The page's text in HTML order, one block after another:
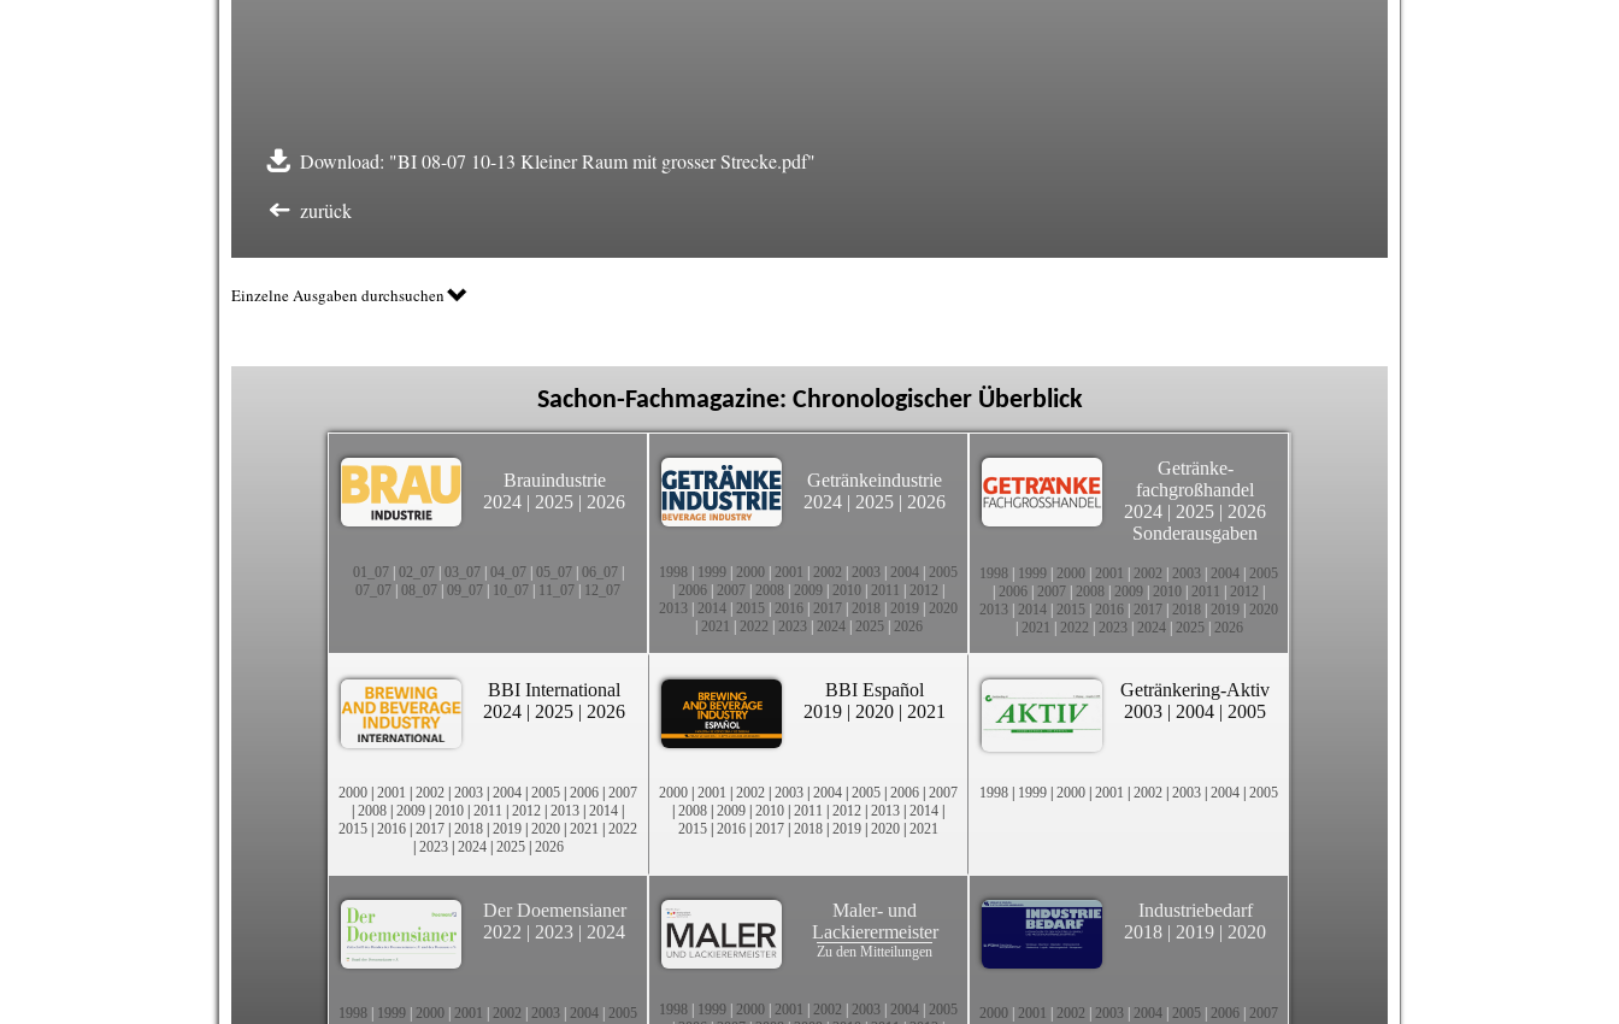
Download: "BI 08-07 10-13 Kleiner Raum mit grosser Strecke.pdf"
zurück
Einzelne Ausgaben durchsuchen
Sachon-Fachmagazine: Chronologischer Überblick
Brauindustrie
2024 | 2025 | 2026
01_07| 02_07| 03_07| 04_07| 05_07| 06_07|
07_07 08_07 09_07 10_07 11_07 12_07
Getränkeindustrie
2024 | 2025 | 2026
1998 1999 2000 2001 2002 2003 2004 2005
2006 2007 2008 2009 2010 2011 2012
2013 2014 2015 2016 2017 2018 2019 2020
2021 2022 2023| 2024| 2025| 2026
Getränke-
fachgroßhandel
2024 | 2025 | 2026
Sonderausgaben
1998 1999 2000 2001 2002 2003 2004 2005
2006 2007 2008 2009 2010 2011 2012
2013 2014 2015 2016 2017 2018 2019 2020
2021 2022 2023| 2024| 2025| 2026
BBI International
2024 | 2025 | 2026
2000 | 2001 | 2002 | 2003 | 2004 | 2005 | 2006 | 2007
| 2008 | 2009 | 2010 | 2011 | 2012 | 2013 | 2014 |
2015 | 2016 | 2017 | 2018 | 2019 | 2020 | 2021 | 2022
| 2023| 2024| 2025| 2026
BBI Español
2019 | 2020 | 2021
2000 | 2001 | 2002 | 2003 | 2004 | 2005 | 2006 | 2007
| 2008 | 2009 | 2010 | 2011 | 2012 | 2013 | 2014 |
2015 | 2016 | 2017 | 2018 | 2019 | 2020 | 2021
Getränkering-Aktiv
2003 | 2004 | 2005
1998 | 1999 | 2000 | 2001 | 2002 | 2003 | 2004 | 2005
Der Doemensianer
2022 | 2023 | 2024
1998 1999 2000 2001 2002 2003 2004 2005
Maler- und
Lackierermeister
Zu den Mitteilungen
1998 1999 2000 2001 2002 2003 2004 2005
Industriebedarf
2018 | 2019 | 2020
2000 2001 2002 2003 2004 2005 2006 2007